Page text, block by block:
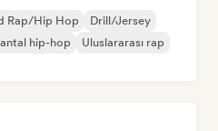
Rap/Hip Hop
Drill/Jersey
hip-hop
Uluslararası rap